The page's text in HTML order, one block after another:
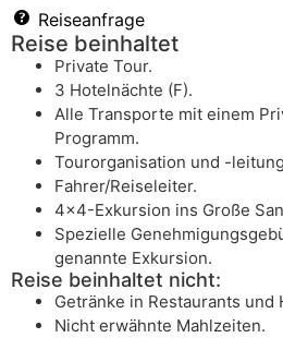
Reiseanfrage
Reise beinhaltet
Private Tour.
3 Hotelnächte (F).
Alle Transporte mit einem
Programm.
Tourorganisation und -
Fahrer/Reiseleiter.
4x4-Exkursion ins Große
Spezielle
genannte Exkursion.
Reise beinhaltet nicht:
Getränke in Restaurants und
Nicht erwähnte Mahlzeiten.